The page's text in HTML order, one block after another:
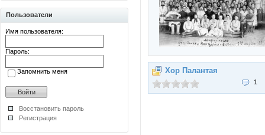
Пользователи
Имя пользователя:
Пароль:
Запомнить меня
Восстановить пароль
Регистрация
Хор Палантая
1